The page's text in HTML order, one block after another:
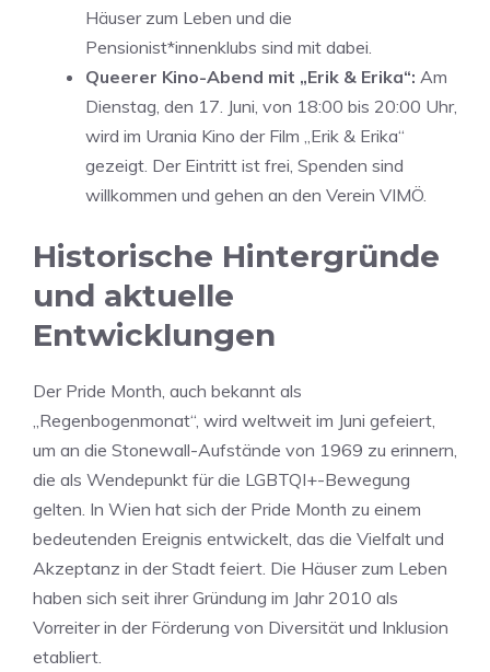
Häuser zum Leben und die
Pensionist*innenklubs sind mit dabei.
Queerer Kino-Abend mit „Erik & Erika“: Am
Dienstag, den 17. Juni, von 18:00 bis 20:00 Uhr,
wird im Urania Kino der Film „Erik & Erika“
gezeigt. Der Eintritt ist frei, Spenden sind
willkommen und gehen an den Verein VIMÖ.
Historische Hintergründe
und aktuelle
Entwicklungen
Der Pride Month, auch bekannt als
„Regenbogenmonat“, wird weltweit im Juni gefeiert,
um an die Stonewall-Aufstände von 1969 zu erinnern,
die als Wendepunkt für die LGBTQI+-Bewegung
gelten. In Wien hat sich der Pride Month zu einem
bedeutenden Ereignis entwickelt, das die Vielfalt und
Akzeptanz in der Stadt feiert. Die Häuser zum Leben
haben sich seit ihrer Gründung im Jahr 2010 als
Vorreiter in der Förderung von Diversität und Inklusion
etabliert.